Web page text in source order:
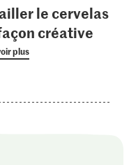
le cervelas
créative
plus